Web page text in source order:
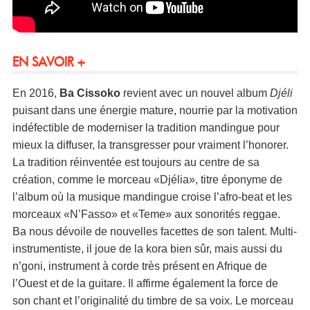
EN SAVOIR +
En 2016, Ba Cissokorevient avec un nouvel album Djéli
puisant dans une énergie mature, nourrie par la motivation
indéfectible de moderniser la tradition mandingue pour
mieux la diffuser, la transgresser pour vraiment l’honorer.
La tradition réinventée est toujours au centre de sa
création, comme le morceau «Djélia», titre éponyme de
l’album où la musique mandingue croise l’afro-beat et les
morceaux «N’Fasso» et «Teme» aux sonorités reggae.
Ba nous dévoile de nouvelles facettes de son talent. Multi-
instrumentiste, il joue de la kora bien sûr, mais aussi du
n’goni, instrument à corde très présent en Afrique de
l’Ouest et de la guitare. Il affirme également la force de
son chant et l’originalité du timbre de sa voix. Le morceau